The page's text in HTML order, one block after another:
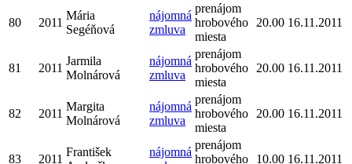
80 2011
Mária
Segéňová
nájomná
zmluva
prenájom
hrobového
miesta
20.00 16.11.2011
81 2011
Jarmila
Molnárová
nájomná
zmluva
prenájom
hrobového
miesta
20.00 16.11.2011
82 2011
Margita
Molnárová
nájomná
zmluva
prenájom
hrobového
miesta
20.00 16.11.2011
83 2011
František
nájomná
prenájom
hrobového
10.00 16.11.2011